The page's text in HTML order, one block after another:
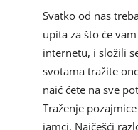
Svatko od nas
upita za što će
internetu, i složili
svotama tražite
naić ćete na sve
Traženje
jamci. Najčešći